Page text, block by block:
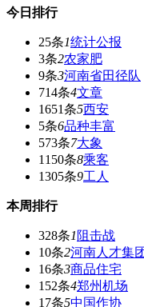
今日排行
25条1统计公报
3条2农家肥
9条3河南省田径队
714条4文章
1651条5西安
5条6品种丰富
573条7大象
1150条8乘客
1305条9工人
本周排行
328条1 阻击战
10条2河南人才集团
16条3商品住宅
152条4郑州机场
17条5中国作协